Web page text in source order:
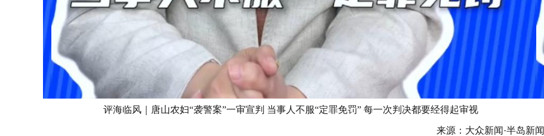
评海临风｜唐山农妇“袭警案”一审宣判 当事人不服“定罪免罚” 每一次判决都要经得起审视
来源：大众新闻·半岛新闻